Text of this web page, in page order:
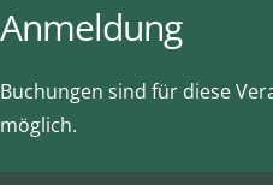
Anmeldung
Buchungen sind für diese
möglich.